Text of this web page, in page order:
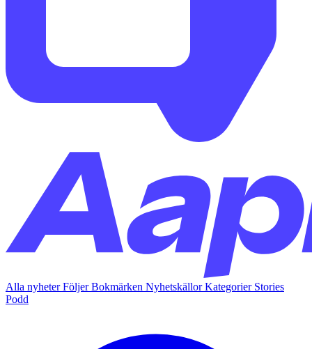
Alla nyheterFöljerBokmärken NyhetskällorKategorier Stories
Podd